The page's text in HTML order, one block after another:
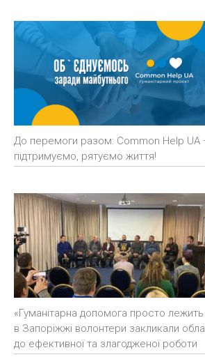
До перемоги разом: Common Help
підтримуємо, рятуємо життя!
«Гуманітарна допомога просто лежить
в Запоріжжі волонтери закликали
до ефективної та злагодженої роботи